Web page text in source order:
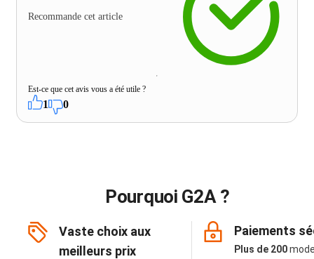
Recommande cet article
Est-ce que cet avis vous a été utile ?
1 0
Pourquoi G2A ?
Vaste choix aux
meilleurs prix
Paiements
Plus de 200